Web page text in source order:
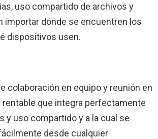
uso compartido de archivos y
importar dónde se encuentren los
dispositivos usen.
colaboración en equipo y reunión en
rentable que integra perfectamente
y uso compartido y a la cual se
desde cualquier